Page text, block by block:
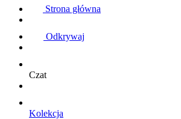
Strona główna
Odkrywaj
Czat
Kolekcja